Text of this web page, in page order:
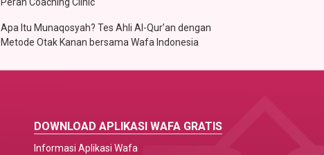
Apa Itu Munaqosyah? Tes Ahli Al-Qur’an dengan
Metode Otak Kanan bersama Wafa Indonesia
DOWNLOAD APLIKASI WAFA GRATIS
Informasi Aplikasi Wafa